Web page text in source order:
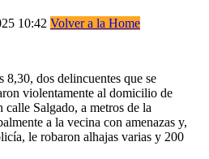
10:42 Volver a la Home
8,30, dos delincuentes que se
violentamente al domicilio de
Salgado, a metros de la
a la vecina con amenazas y,
le robaron alhajas varias y 200